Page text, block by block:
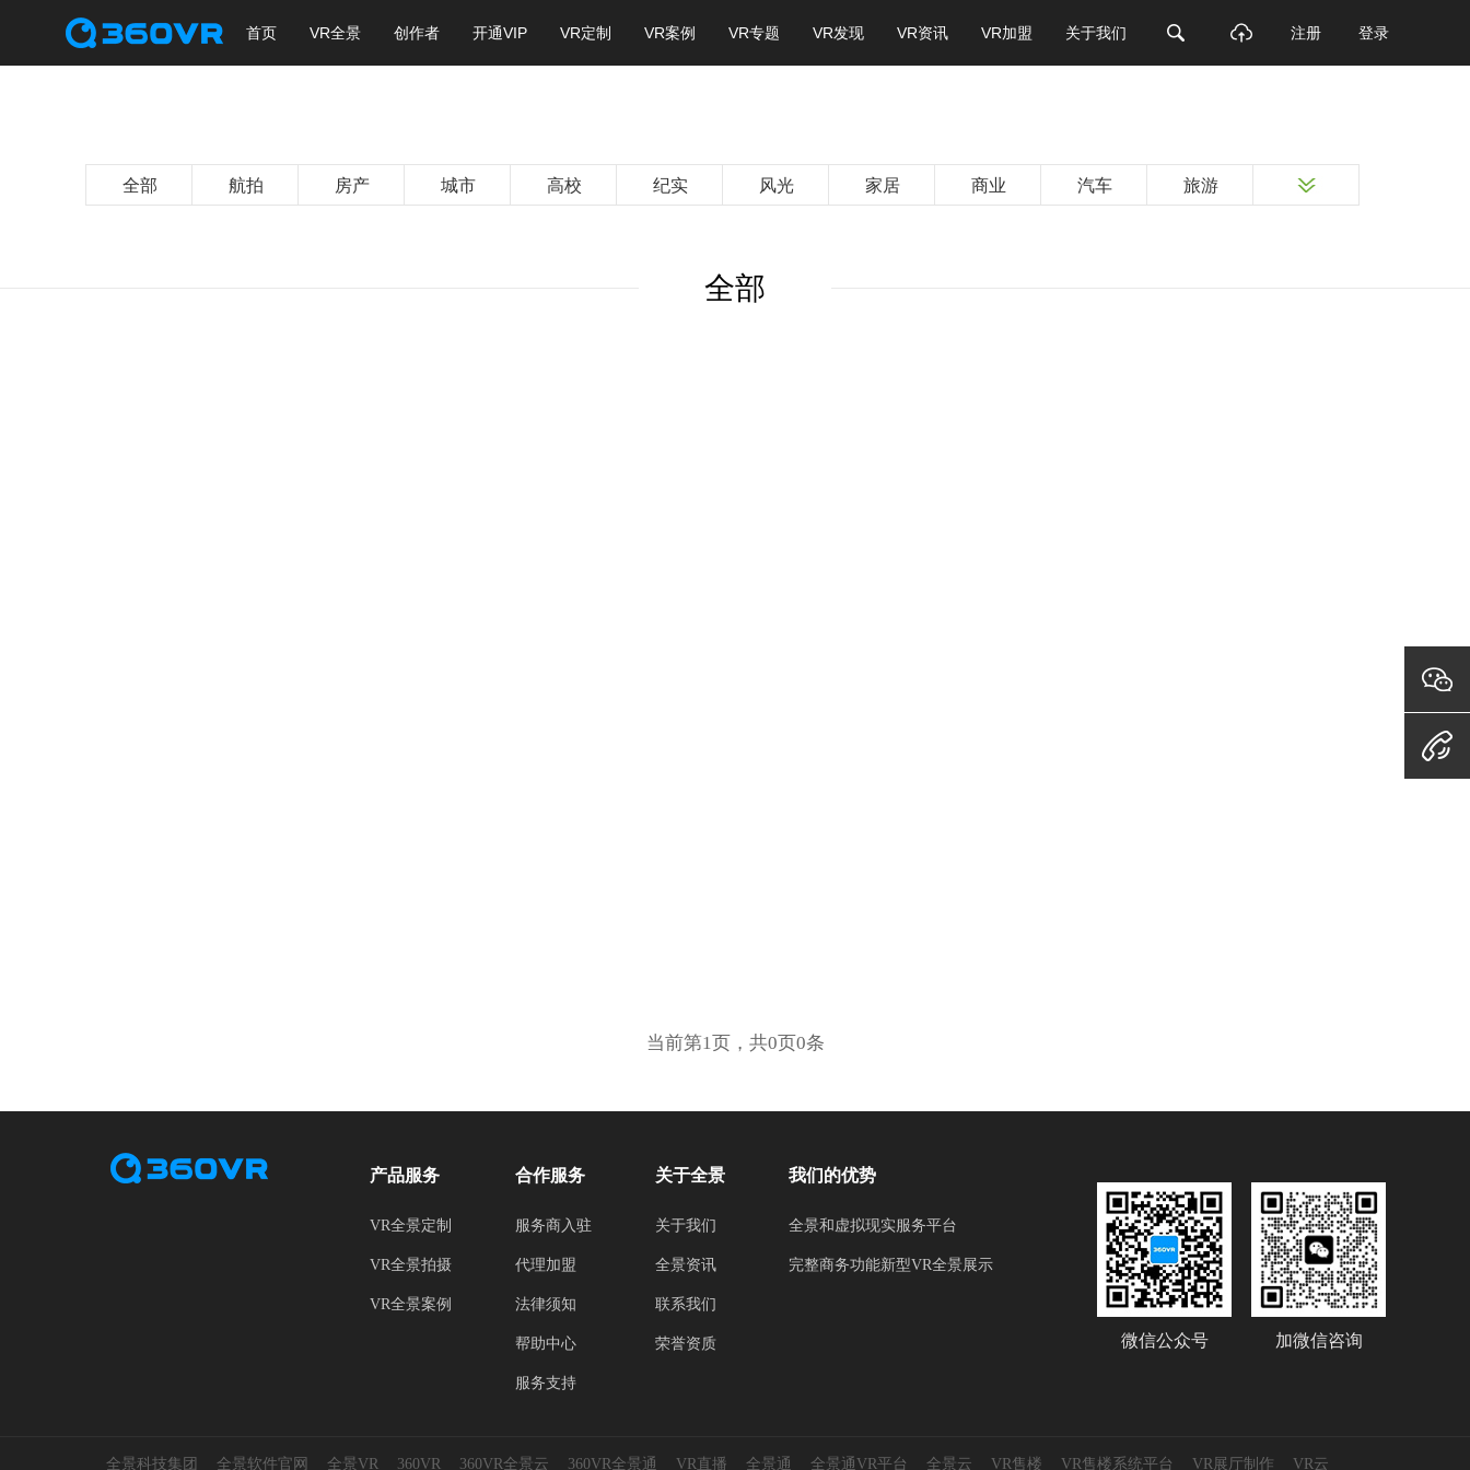
首页 VR全景 创作者 开通VIP VR定制 VR案例 VR专题 VR发现 VR资讯 VR加盟 关于我们 注册 登录
全部 航拍 房产 城市 高校 纪实 风光 家居 商业 汽车 旅游
全部
当前第1页，共0页0条
产品服务
VR全景定制
VR全景拍摄
VR全景案例
合作服务
服务商入驻
代理加盟
法律须知
帮助中心
服务支持
关于全景
关于我们
全景资讯
联系我们
荣誉资质
我们的优势
全景和虚拟现实服务平台
完整商务功能新型VR全景展示
微信公众号 加微信咨询
全景科技集团 全景软件官网 全景VR 360VR 360VR全景云 360VR全景通 VR直播 全景通 全景通VR平台 全景云 VR售楼 VR售楼系统平台 VR展厅制作 VR云